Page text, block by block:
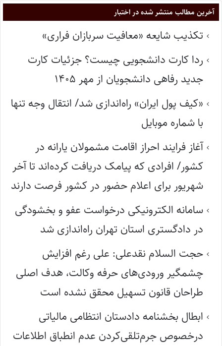
آخرین مطالب منتشر شده در اختبار
تکذیب شایعه «معافیت سربازان فراری»
ردا کارت دانشجویی چیست؟ جزئیات کارت
جدید رفاهی دانشجویان از مهر ۱۴۰۵
«کیف پول ایران» راه‌اندازی شد/ انتقال وجه تنها
با شماره موبایل
آغاز فرایند احراز اقامت مشمولان یارانه در
کشور/ افرادی که پیامک دریافت کرده‌اند تا آخر
شهریور برای اعلام حضور در کشور فرصت دارند
سامانه الکترونیکی درخواست عفو و بخشودگی
در دادگستری استان تهران راه‌اندازی شد
حجت السلام نقدعلی: علی رغم افزایش
چشمگیر ورودی‌های حرفه وکالت، هدف اصلی
طراحان قانون تسهیل محقق نشده است
ابطال بخشنامه دادستان انتظامی مالیاتی
درخصوص جرم‌تلقی‌کردن عدم انطباق اطلاعات